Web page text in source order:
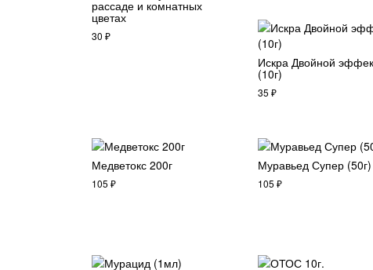
рассаде и комнатных
цветах
30 ₽
Искра Двойной
(10г)
35 ₽
Медветокс 200г
105 ₽
Муравьед Супер (50г)
105 ₽